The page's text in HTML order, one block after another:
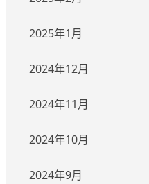
2025年1月
2024年12月
2024年11月
2024年10月
2024年9月